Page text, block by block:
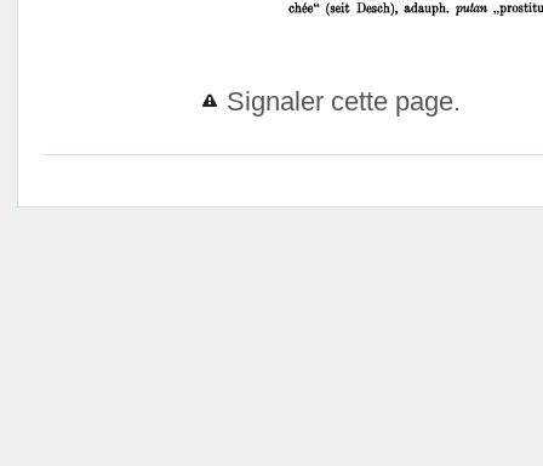
Signaler cette page.